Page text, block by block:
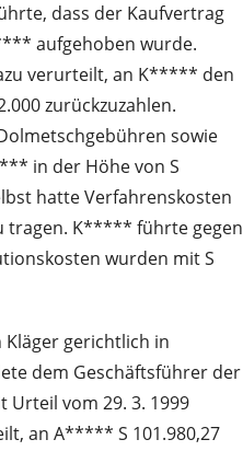
dass der Kaufvertrag
aufgehoben wurde.
verurteilt, an K***** den
zurückzuzahlen.
sowie
in der Höhe von S
hatte Verfahrenskosten
tragen. K***** führte gegen
wurden mit S
gerichtlich in
dem Geschäftsführer der
Urteil vom 29. 3. 1999
an A***** S 101.980,27